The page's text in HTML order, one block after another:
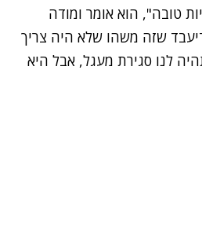
טובה", הוא אומר ומודה
שזה משהו שלא היה צריך
לנו סגירת מעגל, אבל היא